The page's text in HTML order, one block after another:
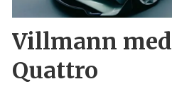
Villmann
Quattro